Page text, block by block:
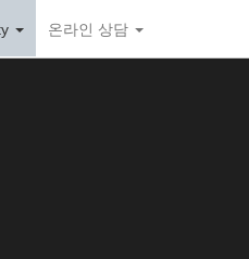
온라인 상담